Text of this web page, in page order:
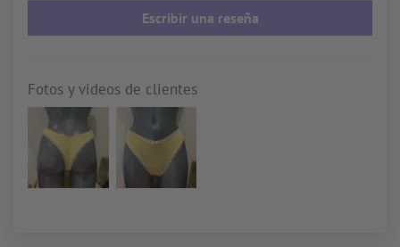
Escribir una reseña
Fotos y videos de clientes